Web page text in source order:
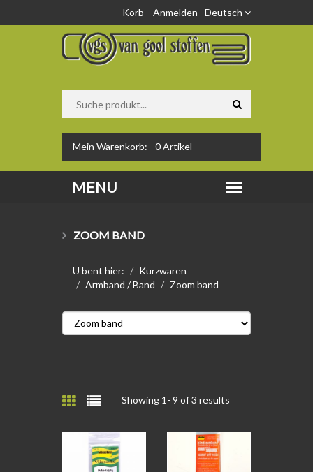
Deutsch
Korb Anmelden
Mein Warenkorb: 0Artikel
ZOOM BAND
U bent hier:
Kurzwaren
Armband / Band
Zoom band
Showing 1- 9 of 3 results